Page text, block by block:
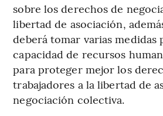
sobre los derechos de
libertad de asociación,
deberá tomar varias medidas
capacidad de recursos
para proteger mejor los
trabajadores a la libertad de
negociación colectiva.